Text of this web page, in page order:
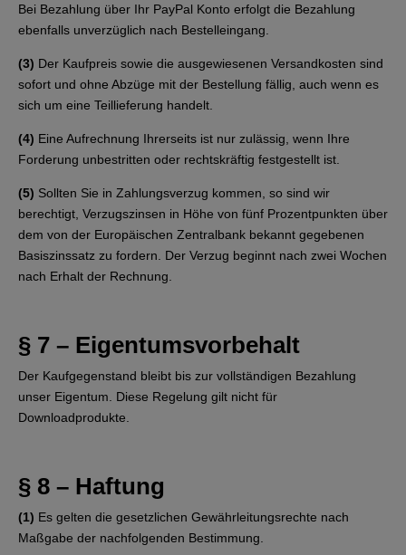
Bei Bezahlung über Ihr PayPal Konto erfolgt die Bezahlung
ebenfalls unverzüglich nach Bestelleingang.
(3) Der Kaufpreis sowie die ausgewiesenen Versandkosten sind
sofort und ohne Abzüge mit der Bestellung fällig, auch wenn es
sich um eine Teillieferung handelt.
(4) Eine Aufrechnung Ihrerseits ist nur zulässig, wenn Ihre
Forderung unbestritten oder rechtskräftig festgestellt ist.
(5) Sollten Sie in Zahlungsverzug kommen, so sind wir
berechtigt, Verzugszinsen in Höhe von fünf Prozentpunkten über
dem von der Europäischen Zentralbank bekannt gegebenen
Basiszinssatz zu fordern. Der Verzug beginnt nach zwei Wochen
nach Erhalt der Rechnung.
§ 7 – Eigentumsvorbehalt
Der Kaufgegenstand bleibt bis zur vollständigen Bezahlung
unser Eigentum. Diese Regelung gilt nicht für
Downloadprodukte.
§ 8 – Haftung
(1) Es gelten die gesetzlichen Gewährleitungsrechte nach
Maßgabe der nachfolgenden Bestimmung.